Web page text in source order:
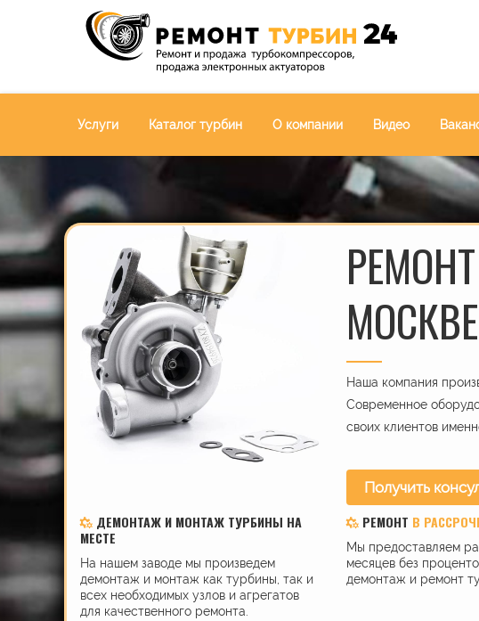
Услуги Каталог турбин О компании Видео
МОСКВЕ
Наша компания
Современное
своих клиентов
Получить
ДЕМОНТАЖ И МОНТАЖ ТУРБИНЫ НА
МЕСТЕ
На нашем заводе мы произведем
демонтаж и монтаж как турбины, так и
всех необходимых узлов и агрегатов
для качественного ремонта.
РЕМОНТ В
Мы предоставляем
месяцев без
демонтаж и ремонт